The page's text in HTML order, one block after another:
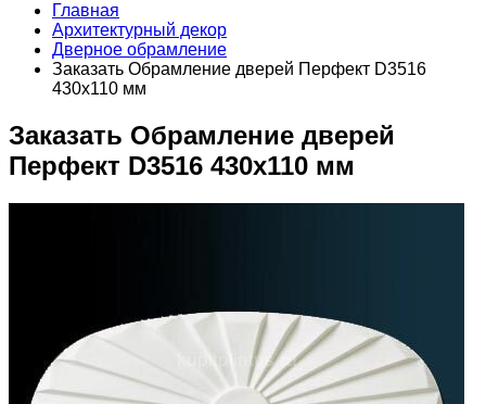
Главная
Архитектурный декор
Дверное обрамление
Заказать Обрамление дверей Перфект D3516
430х110 мм
Заказать Обрамление дверей
Перфект D3516 430х110 мм